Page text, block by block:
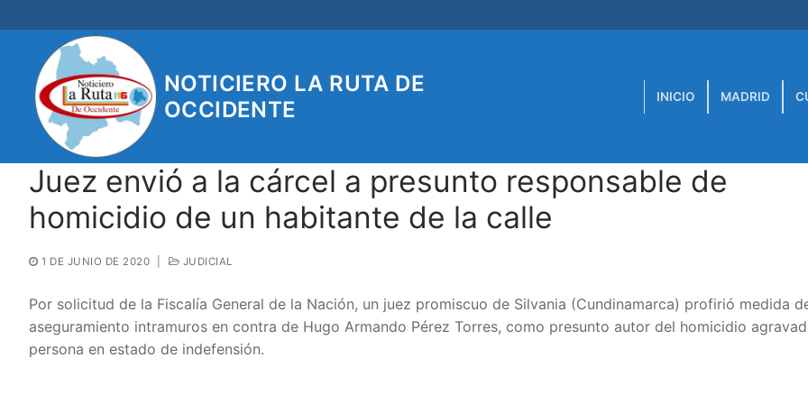
al
contenido
NOTICIERO LA RUTA DE
OCCIDENTE
INICIO MADRID
Juez envió a la cárcel a presunto responsable de
homicidio de un habitante de la calle
1 DE JUNIO DE 2020 JUDICIAL
Por solicitud de la Fiscalía General de la Nación, un juez promiscuo de Silvania (Cundinamarca) profirió medida
aseguramiento intramuros en contra de Hugo Armando Pérez Torres, como presunto autor del homicidio
persona en estado de indefensión.